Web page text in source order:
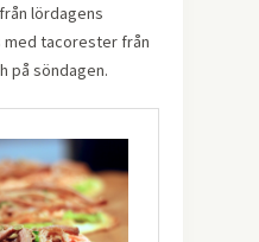
lördagens
med tacorester från
på söndagen.